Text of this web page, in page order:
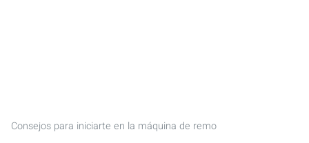
Consejos para iniciarte en la máquina de remo